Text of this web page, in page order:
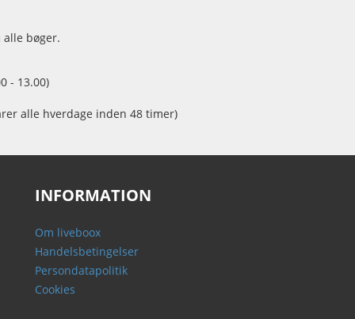
bøger.
- 13.00)
alle hverdage inden 48 timer)
INFORMATION
Om liveboox
Handelsbetingelser
Persondatapolitik
Cookies